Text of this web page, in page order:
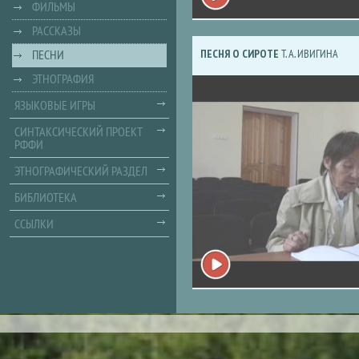
ПЕСНЯ О СИРОТЕ Т. А. ИВИГИНА
ФИЛЬМЫ
РАССКАЗЫ
ПЕСНИ
ЭТНОГРАФИЯ
ЯЗЫКОВЫЕ ИГРЫ
СИНТАКСИЧЕСКИЙ ПРОЕКТ
РФФИ
ЭТНОГРАФИЧЕСКИЙ РАЗДЕЛ
БИБЛИОТЕКА
ССЫЛКИ